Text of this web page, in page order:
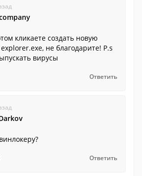
кликаете создать новую
не благодарите! P.s
вирусы
Ответить
Ответить